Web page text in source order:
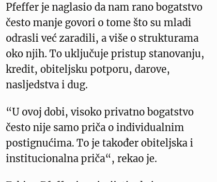
Pfeffer je naglasio da nam rano bogatstvo
često manje govori o tome što su mladi
odrasli već zaradili, a više o strukturama
oko njih. To uključuje pristup stanovanju,
kredit, obiteljsku potporu, darove,
nasljedstva i dug.
“U ovoj dobi, visoko privatno bogatstvo
često nije samo priča o individualnim
postignućima. To je također obiteljska i
institucionalna priča“, rekao je.